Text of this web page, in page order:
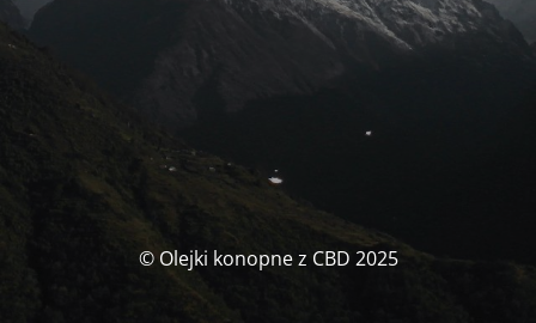
© Olejki konopne z CBD 2025